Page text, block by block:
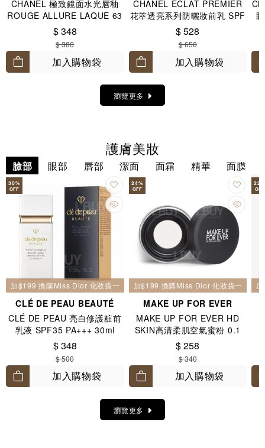
CHANEL 極致鏡面水光唇釉
ROUGE ALLURE LAQUE 63
ULTIMATE 玫瑰裸色
$ 348
$ 380
加入購物袋
CHANEL ÉCLAT PREMIER
花萃透亮系列防曬妝前乳 SPF
40 / PA++++ 30ml
$ 528
$ 650
加入購物袋
瀏覽更多
護膚美妝
臉部 眼部 唇部 潔面 面霜 精華 面膜
30%
OFF
加$199 換購Miss Dior 化妝袋一個
CLÉ DE PEAU BEAUTÉ
CLÉ DE PEAU 亮白修護粧前
乳液 SPF35 PA+++ 30ml
$ 348
$ 500
加入購物袋
24%
OFF
加$199 換購Miss Dior 化妝袋一個
MAKE UP FOR EVER
MAKE UP FOR EVER HD
SKIN高清柔肌空氣蜜粉 0.1
Translucent 8.5g
$ 258
$ 340
加入購物袋
22
OFF
瀏覽更多